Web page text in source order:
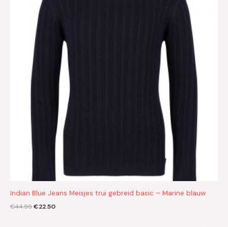
Indian Blue Jeans Meisjes trui gebreid basic – Marine blauw
€44.99€22.50